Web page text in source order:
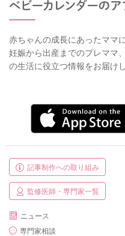
赤ちゃんの成長にあったママ
妊娠から出産までのプレママ
の生活に役立つ情報をお届けし
記事制作への取り組み
監修医師・専門家一覧
ニュース
専門家相談